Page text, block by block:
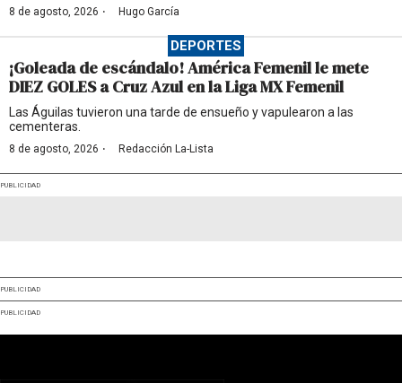
8 de agosto, 2026 · Hugo García
DEPORTES
¡Goleada de escándalo! América Femenil le mete
DIEZ GOLES a Cruz Azul en la Liga MX Femenil
Las Águilas tuvieron una tarde de ensueño y vapulearon a las
cementeras.
8 de agosto, 2026 · Redacción La-Lista
PUBLICIDAD
PUBLICIDAD
PUBLICIDAD